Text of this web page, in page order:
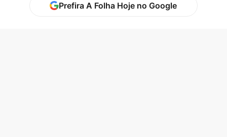
Prefira A Folha Hoje no Google